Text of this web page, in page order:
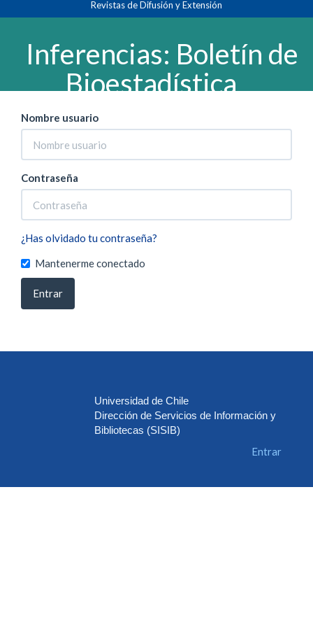
principal
principal
Barra
Revistas de Difusión y Extensión
Inferencias: Boletín de
Bioestadística
Entrar
Nombre usuario
Contraseña
¿Has olvidado tu contraseña?
Mantenerme conectado
Entrar
Universidad de Chile
Dirección de Servicios de Información y
Bibliotecas (SISIB)
Entrar